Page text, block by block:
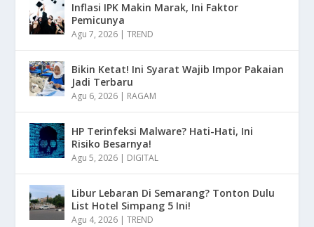
Inflasi IPK Makin Marak, Ini Faktor
Pemicunya
Agu 7, 2026 |TREND
Bikin Ketat! Ini Syarat Wajib Impor Pakaian
Jadi Terbaru
Agu 6, 2026 | RAGAM
HP Terinfeksi Malware? Hati-Hati, Ini
Risiko Besarnya!
Agu 5, 2026 | DIGITAL
Libur Lebaran Di Semarang? Tonton Dulu
List Hotel Simpang 5 Ini!
Agu 4, 2026 |TREND